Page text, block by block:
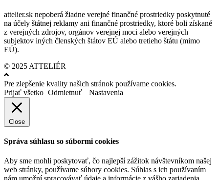
attelier.sk nepoberá žiadne verejné finančné prostriedky poskytnuté
na účely štátnej reklamy ani finančné prostriedky, ktoré boli získané
z verejných zdrojov, orgánov verejnej moci alebo verejných
subjektov iných členských štátov EÚ alebo tretieho štátu (mimo
EÚ).
© 2025 ATTELIÉR
Pre zlepšenie kvality našich stránok používame cookies.
Prijať všetko Odmietnuť Nastavenia
Close
Správa súhlasu so súbormi cookies
Aby sme mohli poskytovať, čo najlepší zážitok návštevníkom našej
web stránky, používame súbory cookies. Súhlas s ich používaním
nám umožní spracovávať údaje a informácie z vášho zariadenia,